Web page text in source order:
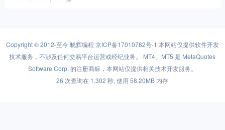
Copyright © 2012-至今晓辉编程 京ICP备17010782号-1 本网站仅提供软件开发
技术服务，不涉及任何交易平台运营或经纪业务。 MT4、MT5 是 MetaQuotes
Software Corp. 的注册商标，本网站仅提供相关技术开发服务。
26 次查询在 1.302 秒, 使用 58.20MB 内存